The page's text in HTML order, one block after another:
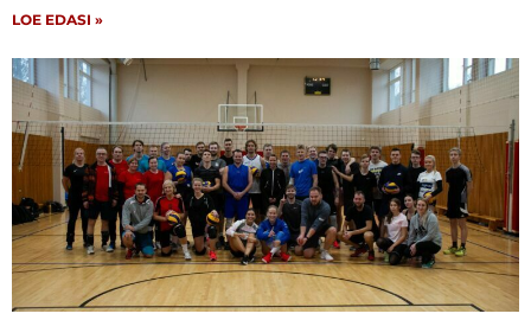
LOE EDASI »